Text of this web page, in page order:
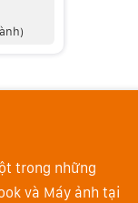
trong những
và Máy ảnh tại